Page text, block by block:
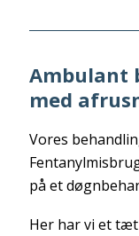
Ambulant
med
Vores
på et
Her har vi et tæt